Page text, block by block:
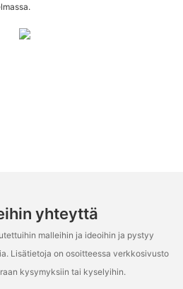
yhteyttä
malleihin ja ideoihin ja pystyy
Lisätietoja on osoitteessa verkkosivusto
kysymyksiin tai kyselyihin.